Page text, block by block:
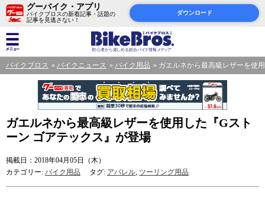
グーバイク・アプリ
バイクブロスの新着記事・話題の
記事を見逃さない！
ダウンロード
バイクブロス バイクニュース バイク用品 ガエルネから最高級レザーを使
ガエルネから最高級レザーを使用した『Gスト
ーン ゴアテックス』が登場
掲載日：2018年04月05日（木）
カテゴリー: バイク用品 タグ: アパレル, ツーリング用品